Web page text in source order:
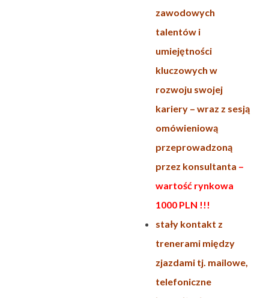
zawodowych
talentów i
umiejętności
kluczowych w
rozwoju swojej
kariery – wraz z sesją
omówieniową
przeprowadzoną
przez konsultanta –
wartość rynkowa
1000 PLN !!!
stały kontakt z
trenerami między
zjazdami tj. mailowe,
telefoniczne